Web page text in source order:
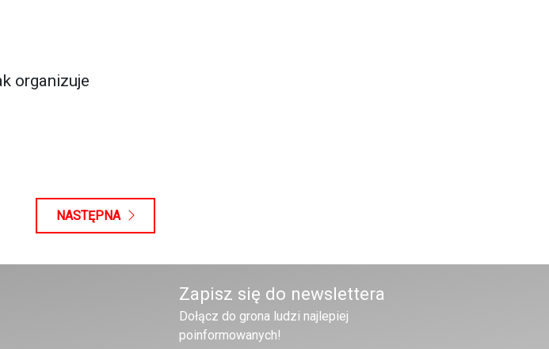
organizuje
NASTĘPNA
Zapisz się do newslettera
Dołącz do grona ludzi najlepiej
poinformowanych!